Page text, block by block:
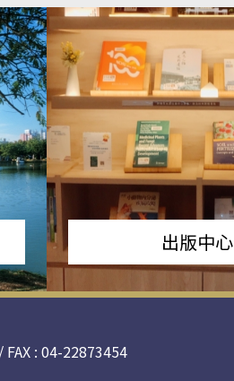
出版中心
: 04-22873454